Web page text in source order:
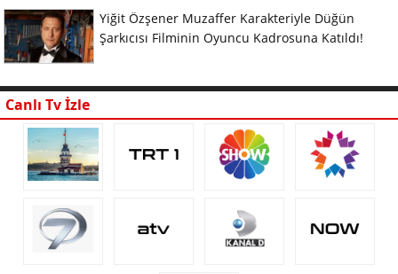
Yiğit Özşener Muzaffer Karakteriyle Düğün
Şarkıcısı Filminin Oyuncu Kadrosuna Katıldı!
Canlı Tv İzle